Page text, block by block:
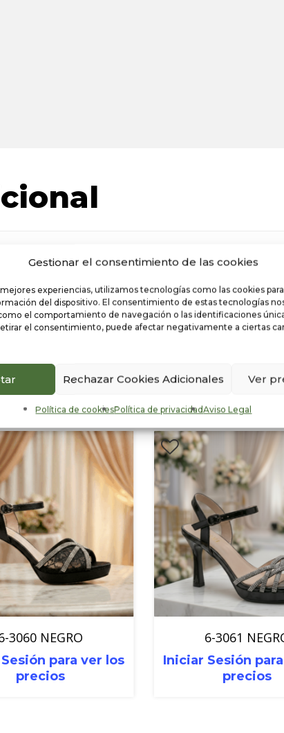
Gestionar el consentimiento de las cookies
experiencias, utilizamos tecnologías como las cookies
del dispositivo. El consentimiento de estas tecnologías
el comportamiento de navegación o las identificaciones
el consentimiento, puede afectar negativamente a ciertas
Rechazar Cookies Adicionales Ver
Política de cookiesPolítica de privacidadAviso Legal
3060 NEGRO
para ver los
precios
6-3061
Iniciar Sesión
precios